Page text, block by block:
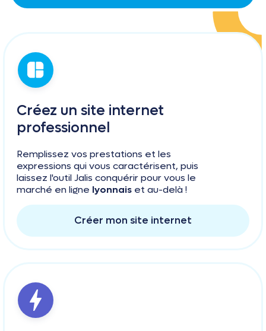
Créez un site internet
professionnel
Remplissez vos prestations et les
expressions qui vous caractérisent, puis
laissez l'outil Jalis conquérir pour vous le
marché en ligne lyonnais et au-delà !
Créer mon site internet